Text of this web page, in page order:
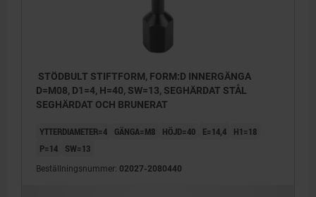
STÖDBULT STIFTFORM, FORM:D INNERGÄNGA
D=M08, D1=4, H=40, SW=13, SEGHÄRDAT STÅL
SEGHÄRDAT OCH BRUNERAT
YTTERDIAMETER=4 GÄNGA=M8 HÖJD=40 E=14,4
H1=18
P=14
SW=13
Beställningsnummer: 02027-2080440